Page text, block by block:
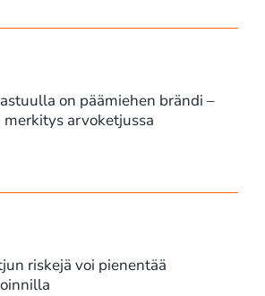
on päämiehen brändi –
arvoketjussa
riskejä voi pienentää